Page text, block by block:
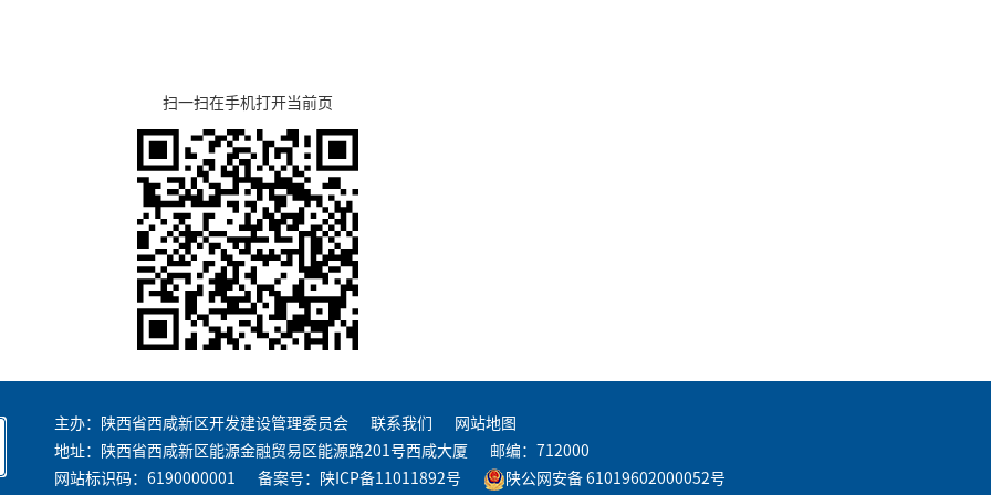
扫一扫在手机打开当前页
主办：陕西省西咸新区开发建设管理委员会 联系我们
网站地图
地址：陕西省西咸新区能源金融贸易区能源路201号西咸大厦
邮编：712000
网站标识码：6190000001
备案号： 陕ICP备11011892号 陕公网安备 61019602000052号